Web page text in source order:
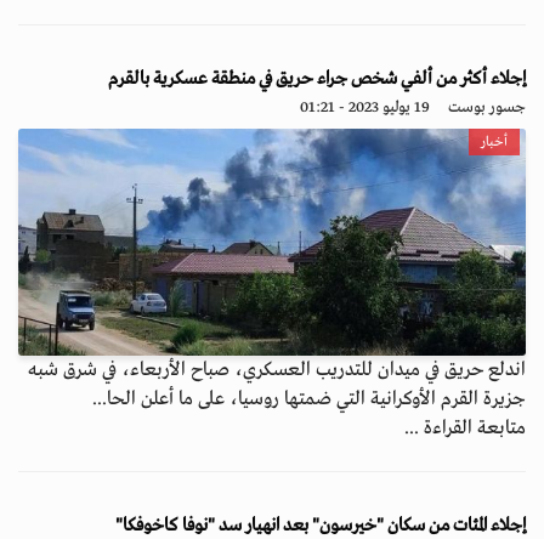
إجلاء أكثر من ألفي شخص جراء حريق في منطقة عسكرية بالقرم
جسور بوست 19 يوليو 2023 - 01:21
أخبار
اندلع حريق في ميدان للتدريب العسكري، صباح الأربعاء، في شرق شبه
جزيرة القرم الأوكرانية التي ضمتها روسيا، على ما أعلن الحا...
متابعة القراءة ...
إجلاء المئات من سكان "خيرسون" بعد انهيار سد "نوفا كاخوفكا"